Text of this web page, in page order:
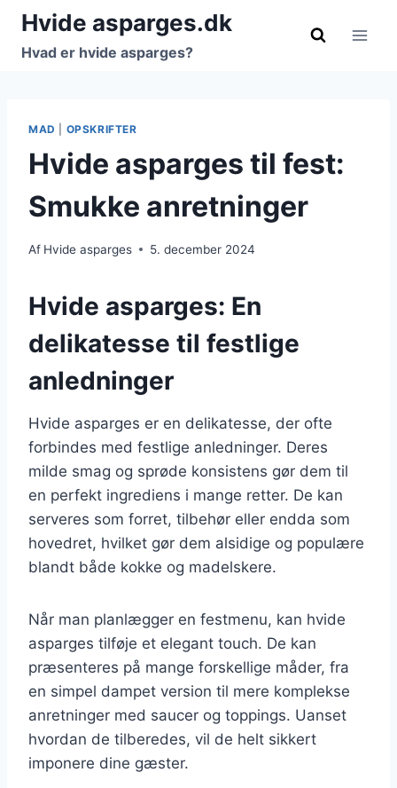
Fortsæt
indhold
Hvide asparges.dk
Hvad er hvide asparges?
MAD OPSKRIFTER
Hvide asparges til fest:
Smukke anretninger
Af Hvide asparges 5. december 2024
Hvide asparges: En
delikatesse til festlige
anledninger
Hvide asparges er en delikatesse, der ofte
forbindes med festlige anledninger. Deres
milde smag og sprøde konsistens gør dem til
en perfekt ingrediens i mange retter. De kan
serveres som forret, tilbehør eller endda som
hovedret, hvilket gør dem alsidige og populære
blandt både kokke og madelskere.
Når man planlægger en festmenu, kan hvide
asparges tilføje et elegant touch. De kan
præsenteres på mange forskellige måder, fra
en simpel dampet version til mere komplekse
anretninger med saucer og toppings. Uanset
hvordan de tilberedes, vil de helt sikkert
imponere dine gæster.